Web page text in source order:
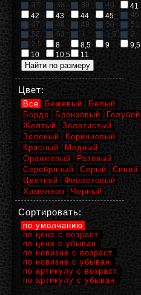
37
38 39 40
41
42
43 44 45
46
47
48 49 50
51
52
53 1 1,5
2
2,5
8 8,5 9
9,5
10
10,5 11
Цвет:
Все Бежевый
Белый
Бордо
Бронзовый
Голубой
Желтый
Золотистый
Зеленый
Коричневый
Красный
Медный
Оранжевый
Розовый
Серебряный
Серый
Синий
Цветной
Фиолетовый
Хамелеон
Черный
Сортировать:
по умолчанию
по цене с возраст.
по цене с убыван.
по новизне с возраст.
по новизне с убыван.
по артикулу с возраст.
по артикулу с убыван.